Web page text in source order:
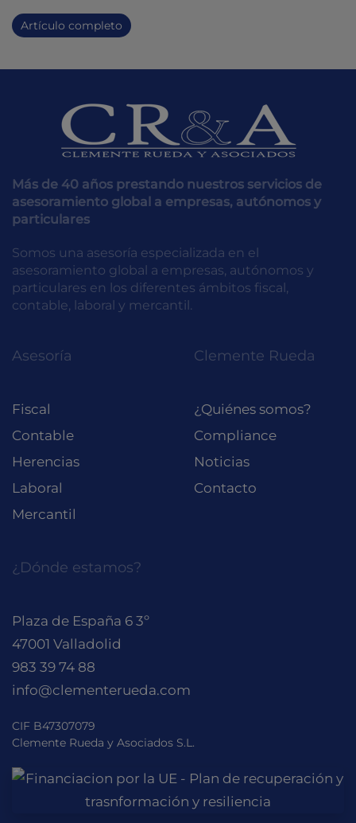
Artículo completo
Más de 40 años prestando nuestros servicios de
asesoramiento global a empresas, autónomos y
particulares
Somos una asesoría especializada en el
asesoramiento global a empresas, autónomos y
particulares en los diferentes ámbitos fiscal,
contable, laboral y mercantil.
Asesoría
Fiscal
Contable
Herencias
Laboral
Mercantil
Clemente Rueda
¿Quiénes somos?
Compliance
Noticias
Contacto
¿Dónde estamos?
Plaza de España 6 3º
47001 Valladolid
983 39 74 88
info@clementerueda.com
CIF B47307079
Clemente Rueda y Asociados S.L.